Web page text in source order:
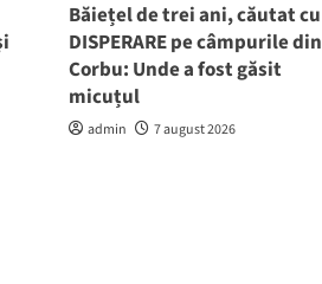
Băiețel de trei ani, căutat cu
DISPERARE pe câmpurile din
Corbu: Unde a fost găsit
micuțul
admin 7 august 2026